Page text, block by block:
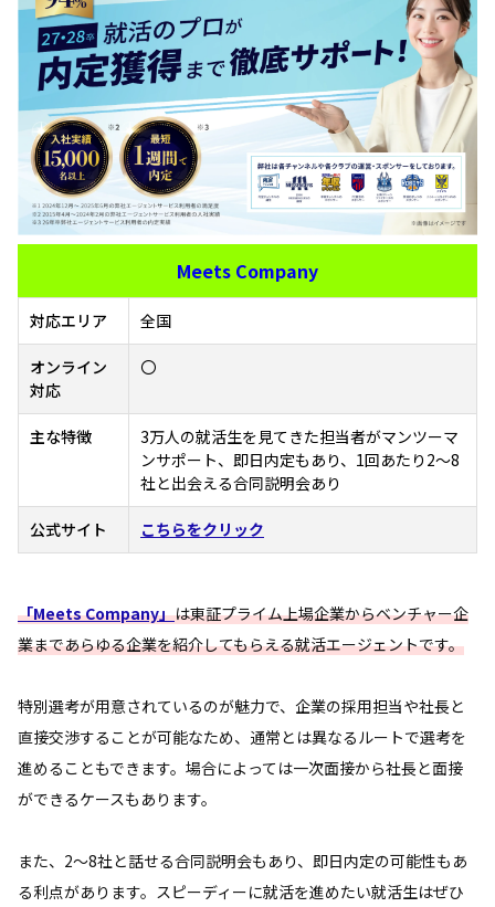
Meets Company
対応エリア 全国
オンライン
対応
〇
主な特徴
3万人の就活生を見てきた担当者がマンツーマ
ンサポート、即日内定もあり、1回あたり2～8
社と出会える合同説明会あり
公式サイト こちらをクリック
「Meets Company」は東証プライム上場企業からベンチャー企
業まであらゆる企業を紹介してもらえる就活エージェントです。
特別選考が用意されているのが魅力で、企業の採用担当や社長と
直接交渉することが可能なため、通常とは異なるルートで選考を
進めることもできます。場合によっては一次面接から社長と面接
ができるケースもあります。
また、2～8社と話せる合同説明会もあり、即日内定の可能性もあ
る利点があります。スピーディーに就活を進めたい就活生はぜひ